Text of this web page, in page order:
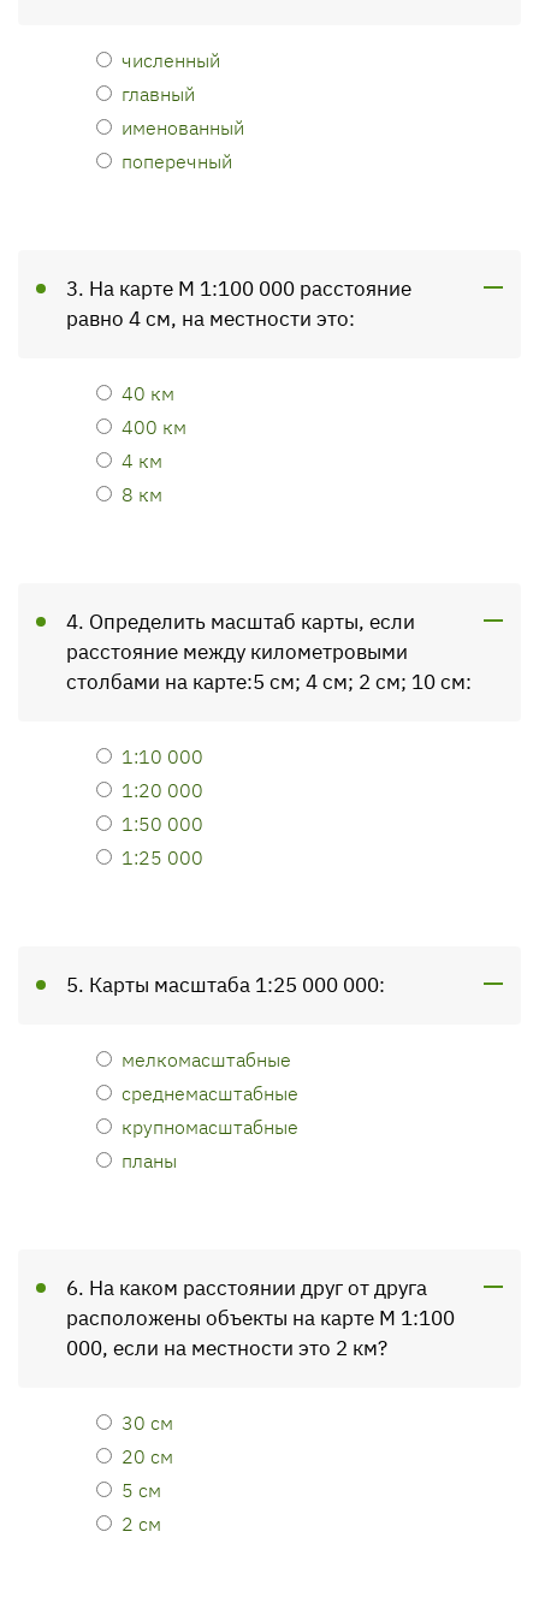
численный
главный
именованный
поперечный
3. На карте М 1:100 000 расстояние
равно 4 см, на местности это:
40 км
400 км
4 км
8 км
4. Определить масштаб карты, если
расстояние между километровыми
столбами на карте:5 см; 4 см; 2 см; 10 см:
1:10 000
1:20 000
1:50 000
1:25 000
5. Карты масштаба 1:25 000 000:
мелкомасштабные
среднемасштабные
крупномасштабные
планы
6. На каком расстоянии друг от друга
расположены объекты на карте М 1:100
000, если на местности это 2 км?
30 см
20 см
5 см
2 см